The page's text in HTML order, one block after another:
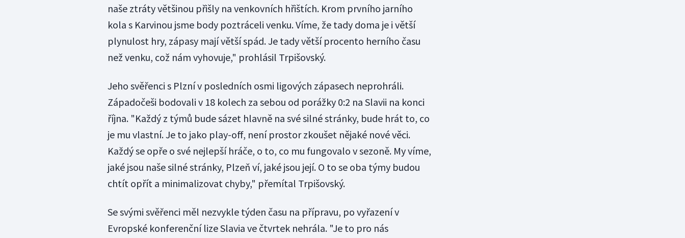
naše ztráty většinou přišly na venkovních hřištích. Krom prvního jarního
kola s Karvinou jsme body poztráceli venku. Víme, že tady doma je i větší
plynulost hry, zápasy mají větší spád. Je tady větší procento herního času
než venku, což nám vyhovuje," prohlásil Trpišovský.
Jeho svěřenci s Plzní v posledních osmi ligových zápasech neprohráli.
Západočeši bodovali v 18 kolech za sebou od porážky 0:2 na Slavii na konci
října. "Každý z týmů bude sázet hlavně na své silné stránky, bude hrát to, co
je mu vlastní. Je to jako play-off, není prostor zkoušet nějaké nové věci.
Každý se opře o své nejlepší hráče, o to, co mu fungovalo v sezoně. My víme,
jaké jsou naše silné stránky, Plzeň ví, jaké jsou její. O to se oba týmy budou
chtít opřít a minimalizovat chyby," přemítal Trpišovský.
Se svými svěřenci měl nezvykle týden času na přípravu, po vyřazení v
Evropské konferenční lize Slavia ve čtvrtek nehrála. "Je to pro nás